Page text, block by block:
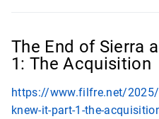
The End of Sierra
1: The Acquisition
https://www.filfre.net/2025/
knew-it-part-1-the-